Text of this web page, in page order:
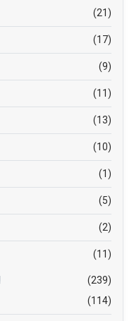
(21)
(17)
(9)
(11)
(13)
(10)
(1)
(5)
(2)
(11)
(239)
(114)